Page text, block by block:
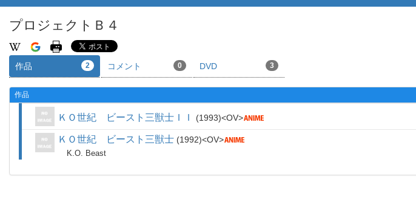
プロジェクトＢ４
作品 2 コメント 0 DVD 3
作品
ＫＯ世紀 ビースト三獣士ＩＩ 1993 OV
ＫＯ世紀 ビースト三獣士 1992 OV
K.O. Beast